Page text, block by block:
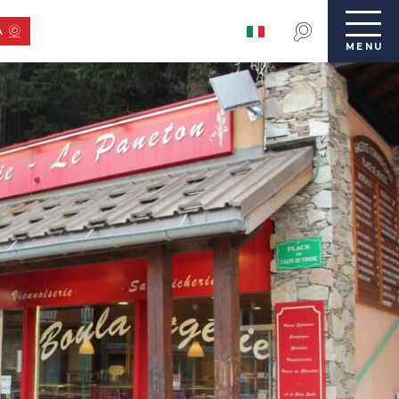
MENU